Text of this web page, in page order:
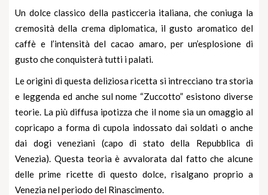
Un dolce classico della pasticceria italiana, che coniuga la
cremosità della crema diplomatica, il gusto aromatico del
caffè e l’intensità del cacao amaro, per un’esplosione di
gusto che conquisterà tutti i palati.
Le origini di questa deliziosa ricetta si intrecciano tra storia
e leggenda ed anche sul nome “Zuccotto” esistono diverse
teorie. La più diffusa ipotizza che il nome sia un omaggio al
copricapo a forma di cupola indossato dai soldati o anche
dai dogiveneziani (capo di stato della Repubblica di
Venezia). Questa teoria è avvalorata dal fatto che alcune
delle prime ricette di questo dolce, risalgano proprio a
Venezia nel periodo del Rinascimento.